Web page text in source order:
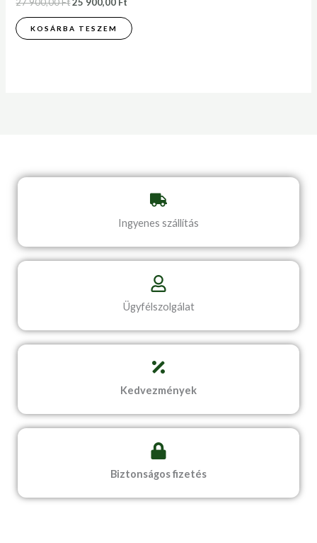
27 900,00Ft25 900,00 Ft
KOSÁRBA TESZEM
Ingyenes szállítás
Ügyfélszolgálat
Kedvezmények
Biztonságos fizetés